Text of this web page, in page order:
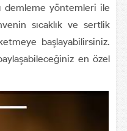
demleme yöntemleri ile
sıcaklık ve sertlik
başlayabilirsiniz.
en özel